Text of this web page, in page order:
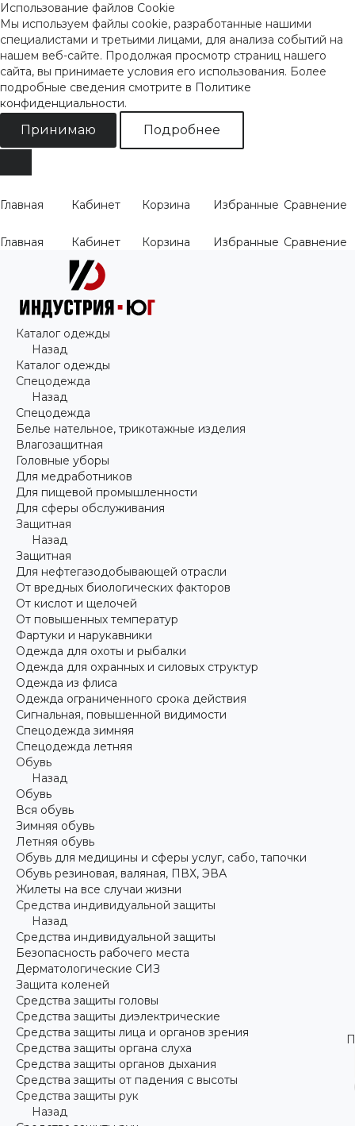
Использование файлов Cookie
Мы используем файлы cookie, разработанные нашими
специалистами и третьими лицами, для анализа событий на
нашем веб-сайте. Продолжая просмотр страниц нашего
сайта, вы принимаете условия его использования. Более
подробные сведения смотрите в Политике
конфиденциальности.
Принимаю Подробнее
Главная Кабинет Корзина Избранные Сравнение
Главная Кабинет Корзина Избранные Сравнение
Каталог одежды
Назад
Каталог одежды
Спецодежда
Назад
Спецодежда
Белье нательное, трикотажные изделия
Влагозащитная
Головные уборы
Для медработников
Для пищевой промышленности
Для сферы обслуживания
Защитная
Назад
Защитная
Для нефтегазодобывающей отрасли
От вредных биологических факторов
От кислот и щелочей
От повышенных температур
Фартуки и нарукавники
Одежда для охоты и рыбалки
Одежда для охранных и силовых структур
Одежда из флиса
Одежда ограниченного срока действия
Сигнальная, повышенной видимости
Спецодежда зимняя
Спецодежда летняя
Обувь
Назад
Обувь
Вся обувь
Зимняя обувь
Летняя обувь
Обувь для медицины и сферы услуг, сабо, тапочки
Обувь резиновая, валяная, ПВХ, ЭВА
Жилеты на все случаи жизни
Средства индивидуальной защиты
Назад
Средства индивидуальной защиты
Безопасность рабочего места
Дерматологические СИЗ
Защита коленей
Средства защиты головы
Средства защиты диэлектрические
Средства защиты лица и органов зрения
Средства защиты органа слуха
Средства защиты органов дыхания
Средства защиты от падения с высоты
Средства защиты рук
Назад